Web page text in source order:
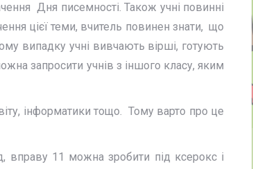
Дня писемності. Також учні повинні
цієї теми, вчитель повинен знати, що
випадку учні вивчають вірші, готують
запросити учнів з іншого класу, яким
інформатики тощо. Тому варто про це
вправу 11 можна зробити під ксерокс і